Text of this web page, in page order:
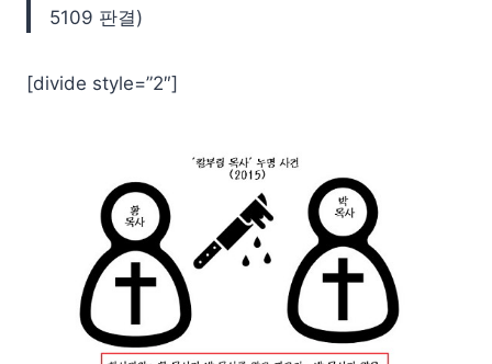
5109 판결)
[divide style=”2″]